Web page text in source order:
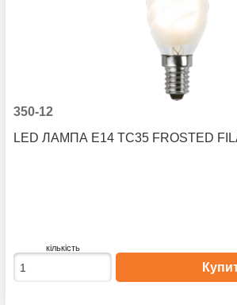
350-12
LED ЛАМПА E14 TC35 FROSTED
кількість